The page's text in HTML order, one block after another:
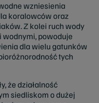
wzniesienia
koralowców oraz
Z kolei ruch wody
wodnymi, powoduje
dla wielu gatunków
tych
że działalność
siedliskom o dużej